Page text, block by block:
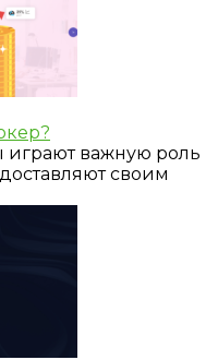
важную роль
своим